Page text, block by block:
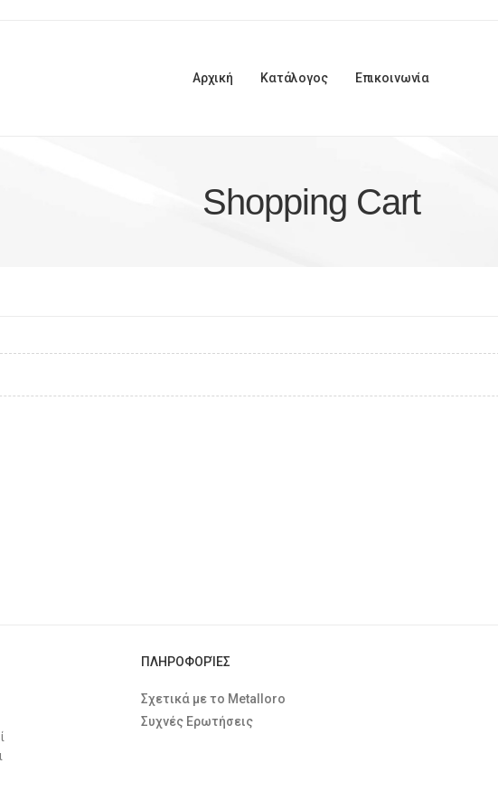
Αρχική Κατάλογος Επικοινωνία
Shopping Cart
ΠΛΗΡΟΦΟΡΊΕΣ
Σχετικά με το Metalloro
Συχνές Ερωτήσεις